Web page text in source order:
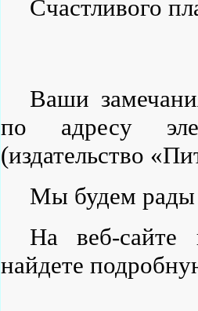
Счастливого
Ваши
по адресу
(издательство
Мы будем рады
На веб-сайте
найдете